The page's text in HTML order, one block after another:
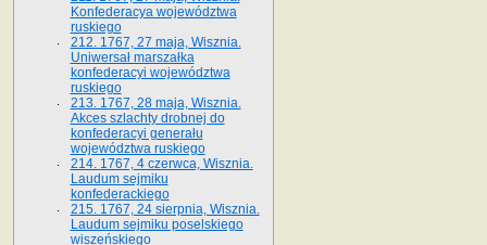
Konfederacya województwa
ruskiego
212. 1767, 27 maja, Wisznia.
Uniwersał marszałka
konfederacyi województwa
ruskiego
213. 1767, 28 maja, Wisznia.
Akces szlachty drobnej do
konfederacyi generału
województwa ruskiego
214. 1767, 4 czerwca, Wisznia.
Laudum sejmiku
konfederackiego
215. 1767, 24 sierpnia, Wisznia.
Laudum sejmiku poselskiego
wiszeńskiego